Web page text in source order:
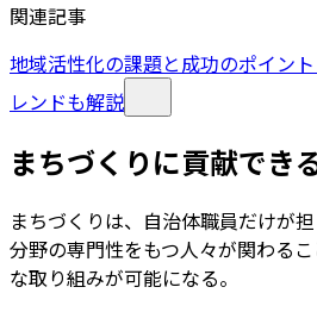
関連記事
地域活性化の課題と成功のポイン
レンドも解説
まちづくりに貢献でき
まちづくりは、自治体職員だけが
分野の専門性をもつ人々が関わる
な取り組みが可能になる。